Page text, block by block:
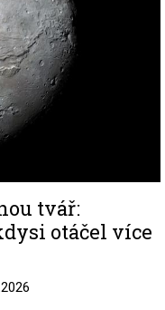
tvář:
otáčel více